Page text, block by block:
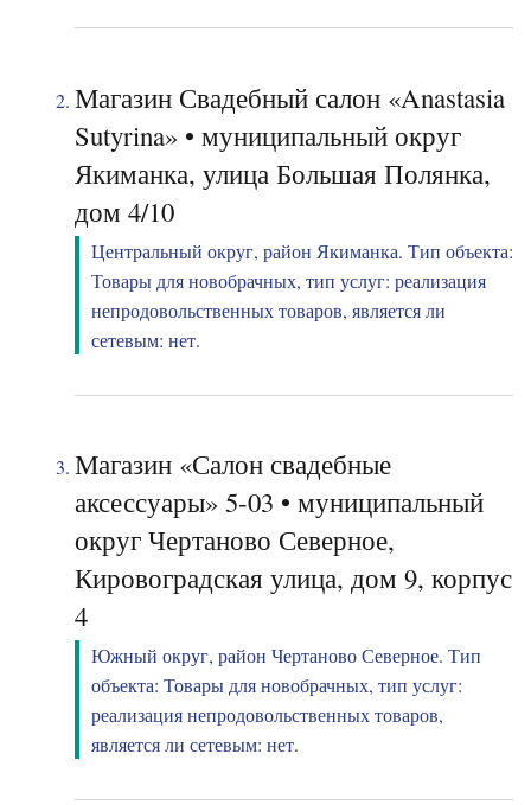
Магазин Свадебный салон «Anastasia
Sutyrina» • муниципальный округ
Якиманка, улица Большая Полянка,
дом 4/10
Центральный округ, район Якиманка. Тип объекта:
Товары для новобрачных, тип услуг: реализация
непродовольственных товаров, является ли
сетевым: нет.
Магазин «Салон свадебные
аксессуары» 5-03 • муниципальный
округ Чертаново Северное,
Кировоградская улица, дом 9, корпус
4
Южный округ, район Чертаново Северное. Тип
объекта: Товары для новобрачных, тип услуг:
реализация непродовольственных товаров,
является ли сетевым: нет.